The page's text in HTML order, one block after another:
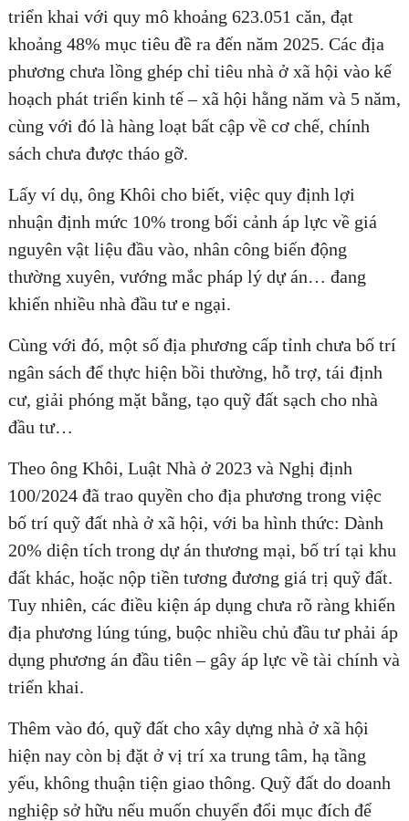
triển khai với quy mô khoảng 623.051 căn, đạt
khoảng 48% mục tiêu đề ra đến năm 2025. Các địa
phương chưa lồng ghép chỉ tiêu nhà ở xã hội vào kế
hoạch phát triển kinh tế – xã hội hằng năm và 5 năm,
cùng với đó là hàng loạt bất cập về cơ chế, chính
sách chưa được tháo gỡ.
Lấy ví dụ, ông Khôi cho biết, việc quy định lợi
nhuận định mức 10% trong bối cảnh áp lực về giá
nguyên vật liệu đầu vào, nhân công biến động
thường xuyên, vướng mắc pháp lý dự án… đang
khiến nhiều nhà đầu tư e ngại.
Cùng với đó, một số địa phương cấp tỉnh chưa bố trí
ngân sách để thực hiện bồi thường, hỗ trợ, tái định
cư, giải phóng mặt bằng, tạo quỹ đất sạch cho nhà
đầu tư…
Theo ông Khôi, Luật Nhà ở 2023 và Nghị định
100/2024 đã trao quyền cho địa phương trong việc
bố trí quỹ đất nhà ở xã hội, với ba hình thức: Dành
20% diện tích trong dự án thương mại, bố trí tại khu
đất khác, hoặc nộp tiền tương đương giá trị quỹ đất.
Tuy nhiên, các điều kiện áp dụng chưa rõ ràng khiến
địa phương lúng túng, buộc nhiều chủ đầu tư phải áp
dụng phương án đầu tiên – gây áp lực về tài chính và
triển khai.
Thêm vào đó, quỹ đất cho xây dựng nhà ở xã hội
hiện nay còn bị đặt ở vị trí xa trung tâm, hạ tầng
yếu, không thuận tiện giao thông. Quỹ đất do doanh
nghiệp sở hữu nếu muốn chuyển đổi mục đích để
ĐĂNG KÝ TƯ VẤN MIỄN PHÍ